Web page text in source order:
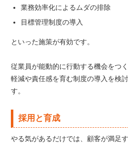
業務効率化によるムダの排除
目標管理制度の導入
といった施策が有効です。
従業員が能動的に行動する機会をつ
軽減や責任感を育む制度の導入を検
す。
採用と育成
やる気があるだけでは、顧客が満足